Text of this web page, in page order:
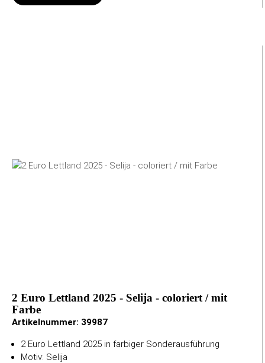
2 Euro Lettland 2025 - Selija - coloriert / mit
Farbe
Artikelnummer: 39987
2 Euro Lettland 2025 in farbiger Sonderausführung
Motiv: Selija